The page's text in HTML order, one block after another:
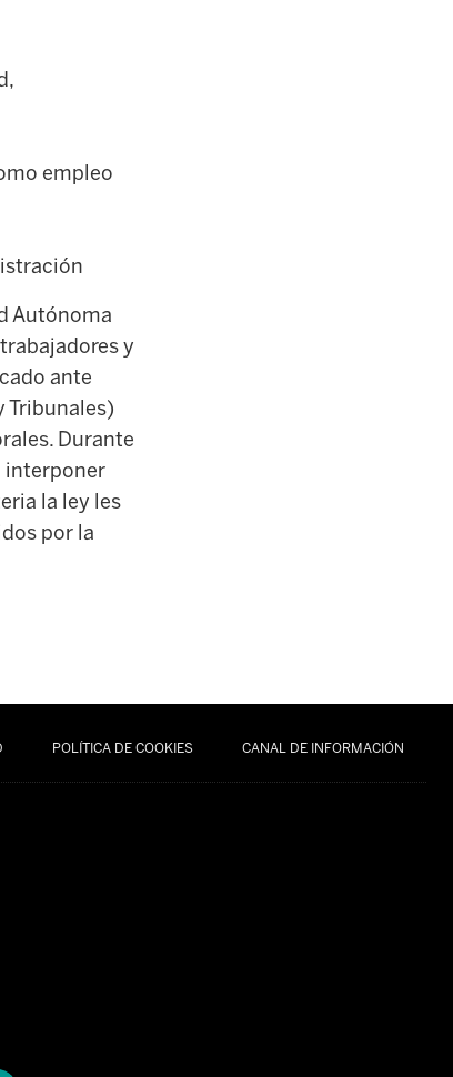
empleo
Autónoma
y
ante
Tribunales)
Durante
interponer
la ley les
por la
POLÍTICA DE COOKIES CANAL DE INFORMACIÓN